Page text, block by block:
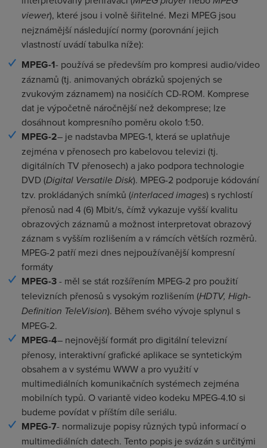
viewer), které jsou i volně šiřitelné. Mezi MPEG jsou
nejznámější následující normy (porovnání jejich
vlastností uvádí tabulka níže):
MPEG-1- používá se především pro kompresi audio/video
záznamů (tj. animovaných obrázků spojených se
zvukovým záznamem) na nosičích CD-ROM. Komprese
dat je výpočetně náročnější než dekomprese; lze
dosáhnout kompresního poměru okolo 1:50.
MPEG-2– je nadstavba MPEG-1, která se uplatňuje
zejména v přenosech pro kabelovou televizi (tj.
digitálních TV přenosech) a jako podpora technologie
DVD (Digital Versatile Disk). MPEG-2 podporuje kódování
tzv. prokládaných snímků (interlaced images) s rychlostí
přenosů nad 4 (6) Mbit/s, čímž vykazuje vyšší kvalitu
obrazových záznamů a možnost interpretovat obrazový
záznam s vyšším rozlišením a v rámcích větších rozměrů.
MPEG-2 patří mezi dnes nejpoužívanější kompresní
formáty
MPEG-3- měl se stát rozšířením MPEG-2 pro použití
televizních přenosů s vysokým rozlišením (HDTV, High-
Definition TeleVision). Během svého vývoje splynul s
MPEG-2.
MPEG-4– nejnovější formát pro digitální televizní
přenosy, interaktivní grafické aplikace se syntetickým
obsahem a v systému WWW a pro využití v
multimediálních komunikačních systémech zejména
mobilních typů. O variantě video kodeku MPEG-4.10 si
budeme povídat v příštím díle seriálu.
MPEG-7- normalizuje popisy různých typů informací o
multimediálních datech. Tento popis je svázán s určitými